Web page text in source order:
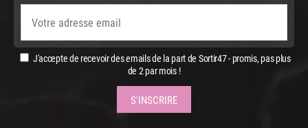
J'accepte de recevoir des emails de la part de Sortir47 - promis, pas plus
de 2 par mois !